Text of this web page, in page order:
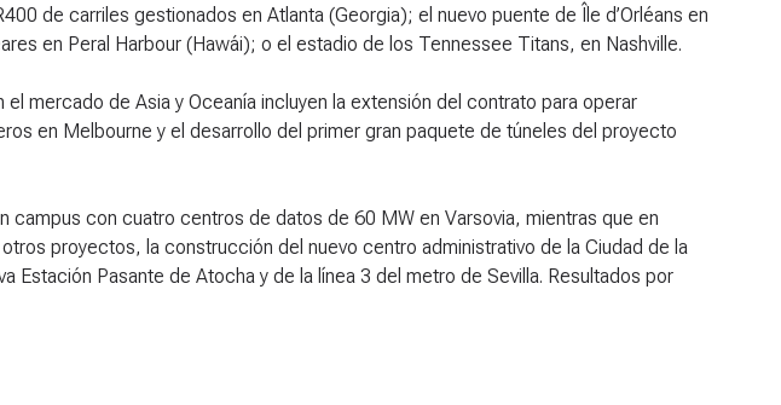
de carriles gestionados en Atlanta (Georgia); el nuevo puente de Île d’Orléans en
en Peral Harbour (Hawái); o el estadio de los Tennessee Titans, en Nashville.
mercado de Asia y Oceanía incluyen la extensión del contrato para operar
en Melbourne y el desarrollo del primer gran paquete de túneles del proyecto
campus con cuatro centros de datos de 60 MW en Varsovia, mientras que en
proyectos, la construcción del nuevo centro administrativo de la Ciudad de la
Estación Pasante de Atocha y de la línea 3 del metro de Sevilla. Resultados por